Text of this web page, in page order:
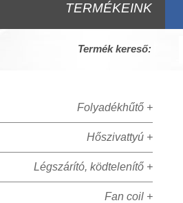
TERMÉKEINK
Termék kereső:
Folyadékhűtő +
Hőszivattyú +
Légszárító, ködtelenítő +
Fan coil +